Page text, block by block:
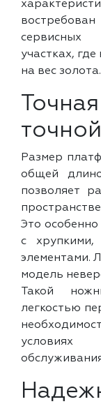
сервисных
участках,
на вес золота.
Размер
общей
позволяет
Это
с хрупкими,
элементами.
модель
Такой
легкостью